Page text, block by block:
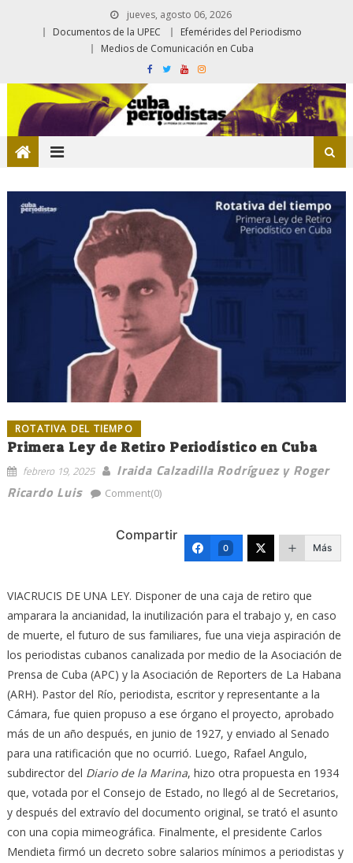
jueves, agosto 06, 2026
Documentos de la UPEC
Efemérides del Periodismo
Medios de Comunicación en Cuba
ROTATIVA DEL TIEMPO
Primera Ley de Retiro Periodístico en Cuba
febrero 19, 2025
Iraida Calzadilla Rodríguez y Roger
Ricardo Luis
Comment(0)
Compartir
0 Más
VIACRUCIS DE UNA LEY. Disponer de una caja de retiro que
amparara la ancianidad, la inutilización para el trabajo y, en caso
de muerte, el futuro de sus familiares, fue una vieja aspiración de
los periodistas cubanos canalizada por medio de la Asociación de
Prensa de Cuba (APC) y la Asociación de Reporters de La Habana
(ARH). Pastor del Río, periodista, escritor y representante a la
Cámara, fue quien propuso a ese órgano el proyecto, aprobado
más de un año después, en junio de 1927, y enviado al Senado
para una ratificación que no ocurrió. Luego, Rafael Angulo,
subdirector del Diario de la Marina, hizo otra propuesta en 1934
que, votada por el Consejo de Estado, no llegó al de Secretarios,
y después del extravío del documento original, se trató el asunto
con una copia mimeográfica. Finalmente, el presidente Carlos
Mendieta firmó un decreto sobre salarios mínimos a periodistas y